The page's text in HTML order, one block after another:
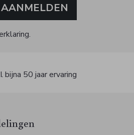
AANMELDEN
bijna 50 jaar ervaring